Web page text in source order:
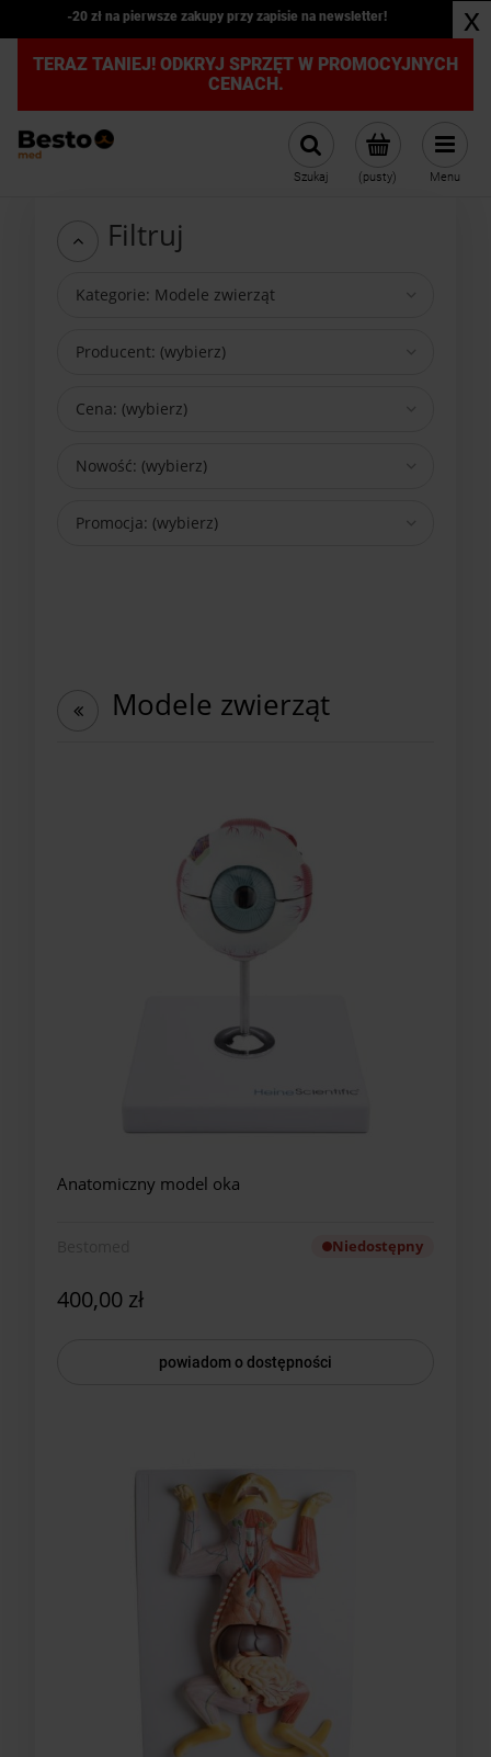
Kardiomonitor weterynaryjny JR2000B z kapnografem PROMOCJA x
TERAZ TANIEJ! ODKRYJ SPRZĘT W PROMOCYJNYCH
CENACH.
(pusty)
Szukaj Menu
Filtruj
Kategorie: Modele zwierząt
Producent: (wybierz)
Cena: (wybierz)
Nowość: (wybierz)
Promocja: (wybierz)
Modele zwierząt
Anatomiczny model oka
Niedostępny
400,00 zł
powiadom o dostępności